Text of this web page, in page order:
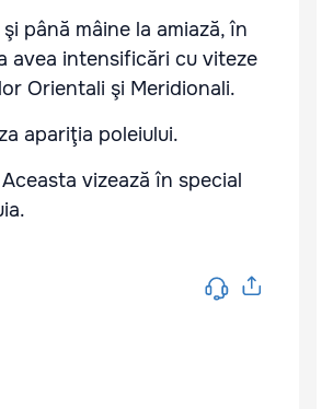
până mâine la amiază, în
avea intensificări cu viteze
Orientali şi Meridionali.
apariţia poleiului.
vizează în special